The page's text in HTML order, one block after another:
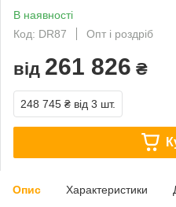
В наявності
Код: DR87
Опт і роздріб
від 261 826 ₴
248 745 ₴ від 3 шт.
Опис Характеристики